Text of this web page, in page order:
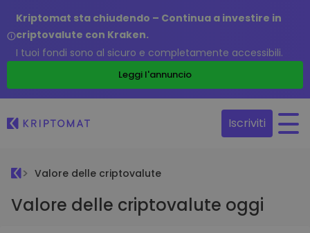
Kriptomat sta chiudendo – Continua a investire in
criptovalute con Kraken.
I tuoi fondi sono al sicuro e completamente accessibili.
Leggi l'annuncio
Iscriviti
Valore delle criptovalute
Valore delle criptovalute oggi